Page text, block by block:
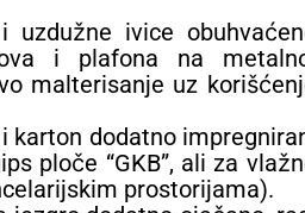
ivice
i plafona na
malterisanje uz
karton dodatno
ploče “GKB”, ali za
prostorijama).